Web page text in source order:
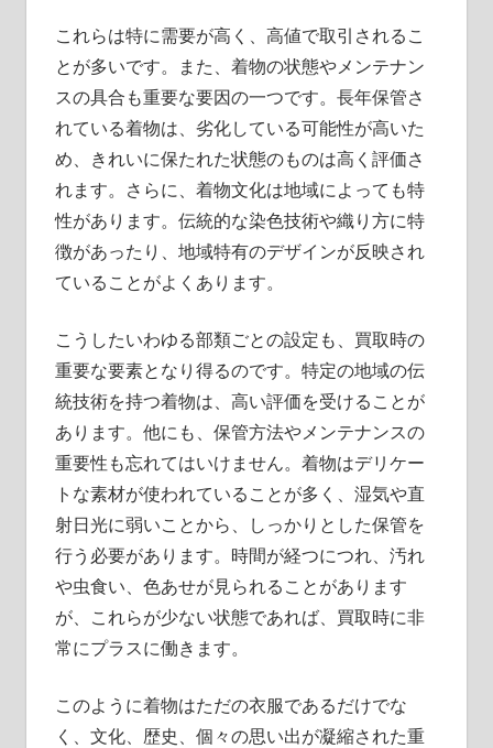
これらは特に需要が高く、高値で取引されるこ
とが多いです。また、着物の状態やメンテナン
スの具合も重要な要因の一つです。長年保管さ
れている着物は、劣化している可能性が高いた
め、きれいに保たれた状態のものは高く評価さ
れます。さらに、着物文化は地域によっても特
性があります。伝統的な染色技術や織り方に特
徴があったり、地域特有のデザインが反映され
ていることがよくあります。
こうしたいわゆる部類ごとの設定も、買取時の
重要な要素となり得るのです。特定の地域の伝
統技術を持つ着物は、高い評価を受けることが
あります。他にも、保管方法やメンテナンスの
重要性も忘れてはいけません。着物はデリケー
トな素材が使われていることが多く、湿気や直
射日光に弱いことから、しっかりとした保管を
行う必要があります。時間が経つにつれ、汚れ
や虫食い、色あせが見られることがあります
が、これらが少ない状態であれば、買取時に非
常にプラスに働きます。
このように着物はただの衣服であるだけでな
く、文化、歴史、個々の思い出が凝縮された重